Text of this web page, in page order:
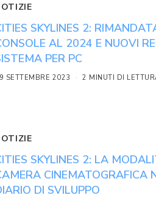
SKYLINES 2:
AL 2024 E NUOVI
PER PC
SETTEMBRE 2023 2 MINUTI DI
SKYLINES 2: LA
CINEMATOGRAFICA
DI SVILUPPO